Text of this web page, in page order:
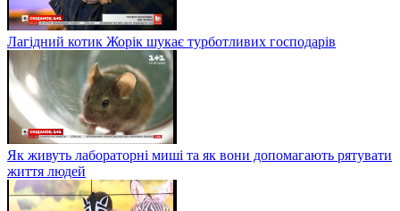
Лагідний котик Жорік шукає турботливих господарів
Як живуть лабораторні миші та як вони допомагають рятувати
життя людей